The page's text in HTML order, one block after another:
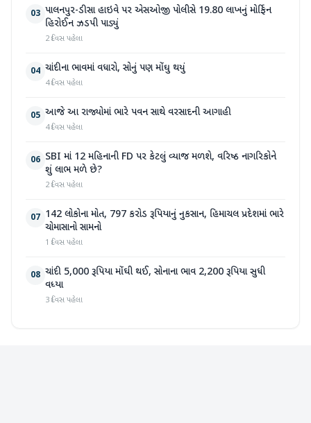
03 પાલનપુર-ડીસા હાઇવે પર એસઓજી પોલીસે 19.80 લાખનું મોર્ફિન
હિરોઈન ઝડપી પાડ્યું
2 દિવસ પહેલા
04 ચાંદીના ભાવમાં વધારો, સોનું પણ મોંઘુ થયું
4 દિવસ પહેલા
05 આજે આ રાજ્યોમાં ભારે પવન સાથે વરસાદની આગાહી
4 દિવસ પહેલા
06 SBI માં 12 મહિનાની FD પર કેટલું વ્યાજ મળશે, વરિષ્ઠ નાગરિકોને
શું લાભ મળે છે?
2 દિવસ પહેલા
07 142 લોકોના મોત, 797 કરોડ રૂપિયાનું નુકસાન, હિમાચલ પ્રદેશમાં ભારે
ચોમાસાનો સામનો
1 દિવસ પહેલા
08 ચાંદી 5,000 રૂપિયા મોંઘી થઈ, સોનાના ભાવ 2,200 રૂપિયા સુધી
વધ્યા
3 દિવસ પહેલા